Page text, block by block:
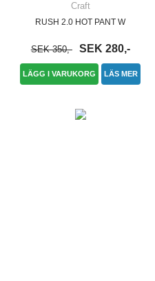
Craft
RUSH 2.0 HOT PANT W
SEK 350,- SEK 280,-
LÄGG I VARUKORG LÄS MER